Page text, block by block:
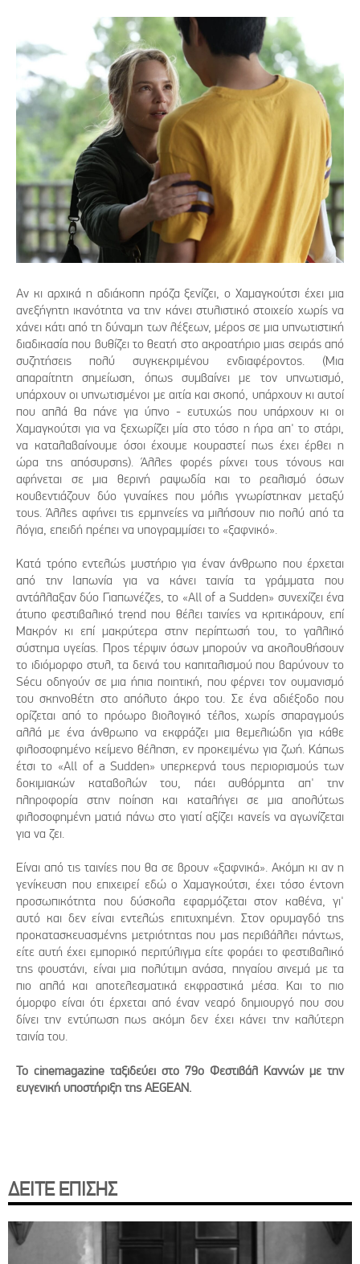
Αν κι αρχικά η αδιάκοπη πρόζα ξενίζει, ο Χαμαγκούτσι έχει μια
ανεξήγητη ικανότητα να την κάνει στυλιστικό στοιχείο χωρίς να
χάνει κάτι από τη δύναμη των λέξεων, μέρος σε μια υπνωτιστική
διαδικασία που βυθίζει το θεατή στο ακροατήριο μιας σειράς από
συζητήσεις πολύ συγκεκριμένου ενδιαφέροντος. (Μια
απαραίτητη σημείωση, όπως συμβαίνει με τον υπνωτισμό,
υπάρχουν οι υπνωτισμένοι με αιτία και σκοπό, υπάρχουν κι αυτοί
που απλά θα πάνε για ύπνο - ευτυχώς που υπάρχουν κι οι
Χαμαγκούτσι για να ξεχωρίζει μία στο τόσο η ήρα απ' το στάρι,
να καταλαβαίνουμε όσοι έχουμε κουραστεί πως έχει έρθει η
ώρα της απόσυρσης). Άλλες φορές ρίχνει τους τόνους και
αφήνεται σε μια θερινή ραψωδία και το ρεαλισμό όσων
κουβεντιάζουν δύο γυναίκες που μόλις γνωρίστηκαν μεταξύ
τους. Άλλες αφήνει τις ερμηνείες να μιλήσουν πιο πολύ από τα
λόγια, επειδή πρέπει να υπογραμμίσει το «ξαφνικό».
Κατά τρόπο εντελώς μυστήριο για έναν άνθρωπο που έρχεται
από την Ιαπωνία για να κάνει ταινία τα γράμματα που
αντάλλαξαν δύο Γιαπωνέζες, το «All of a Sudden» συνεχίζει ένα
άτυπο φεστιβαλικό trend που θέλει ταινίες να κριτικάρουν, επί
Mακρόν κι επί μακρύτερα στην περίπτωσή του, το γαλλικό
σύστημα υγείας. Προς τέρψιν όσων μπορούν να ακολουθήσουν
το ιδιόμορφο στυλ, τα δεινά του καπιταλισμού που βαρύνουν το
Sécu οδηγούν σε μια ήπια ποιητική, που φέρνει τον ουμανισμό
του σκηνοθέτη στο απόλυτο άκρο του. Σε ένα αδιέξοδο που
ορίζεται από το πρόωρο βιολογικό τέλος, χωρίς σπαραγμούς
αλλά με ένα άνθρωπο να εκφράζει μια θεμελιώδη για κάθε
φιλοσοφημένο κείμενο θέληση, εν προκειμένω για ζωή. Κάπως
έτσι το «All of a Sudden» υπερκερνά τους περιορισμούς των
δοκιμιακών καταβολών του, πάει αυθόρμητα απ' την
πληροφορία στην ποίηση και καταλήγει σε μια απολύτως
φιλοσοφημένη ματιά πάνω στο γιατί αξίζει κανείς να αγωνίζεται
για να ζει.
Είναι από τις ταινίες που θα σε βρουν «ξαφνικά». Ακόμη κι αν η
γενίκευση που επιχειρεί εδώ ο Χαμαγκούτσι, έχει τόσο έντονη
προσωπικότητα που δύσκολα εφαρμόζεται στον καθένα, γι'
αυτό και δεν είναι εντελώς επιτυχημένη. Στον ορυμαγδό της
προκατασκευασμένης μετριότητας που μας περιβάλλει πάντως,
είτε αυτή έχει εμπορικό περιτύλιγμα είτε φοράει το φεστιβαλικό
της φουστάνι, είναι μια πολύτιμη ανάσα, πηγαίου σινεμά με τα
πιο απλά και αποτελεσματικά εκφραστικά μέσα. Και το πιο
όμορφο είναι ότι έρχεται από έναν νεαρό δημιουργό που σου
δίνει την εντύπωση πως ακόμη δεν έχει κάνει την καλύτερη
ταινία του.
Το cinemagazine ταξιδεύει στο 79ο Φεστιβάλ Καννών με την
ευγενική υποστήριξη της AEGEAN.
ΔΕΙΤΕ ΕΠΙΣΗΣ